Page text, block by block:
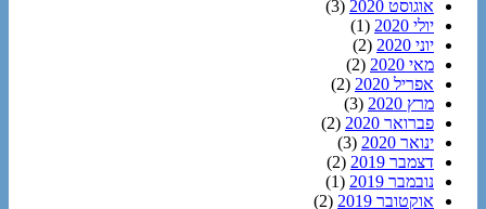
אוגוסט 2020
(3)
יולי 2020
(1)
יוני 2020
(2)
מאי 2020
(2)
אפריל 2020
(2)
מרץ 2020
(3)
פברואר 2020
(2)
ינואר 2020
(3)
דצמבר 2019
(2)
נובמבר 2019
(1)
אוקטובר 2019
(2)